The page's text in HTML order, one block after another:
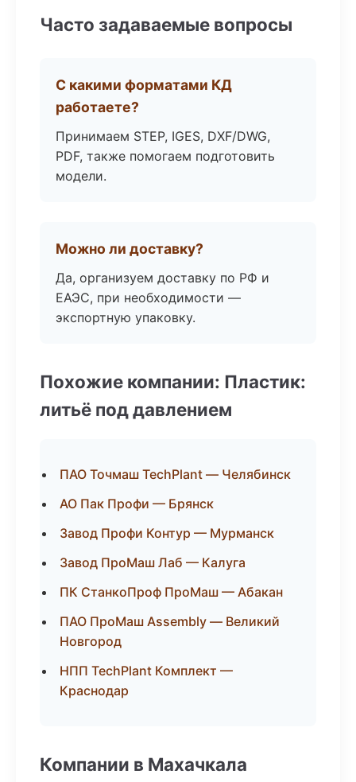
Часто задаваемые вопросы
С какими форматами КД
работаете?
Принимаем STEP, IGES, DXF/DWG,
PDF, также помогаем подготовить
модели.
Можно ли доставку?
Да, организуем доставку по РФ и
ЕАЭС, при необходимости —
экспортную упаковку.
Похожие компании: Пластик:
литьё под давлением
ПАО Точмаш TechPlant — Челябинск
АО Пак Профи — Брянск
Завод Профи Контур — Мурманск
Завод ПроМаш Лаб — Калуга
ПК СтанкоПроф ПроМаш — Абакан
ПАО ПроМаш Assembly — Великий
Новгород
НПП TechPlant Комплект —
Краснодар
Компании в Махачкала